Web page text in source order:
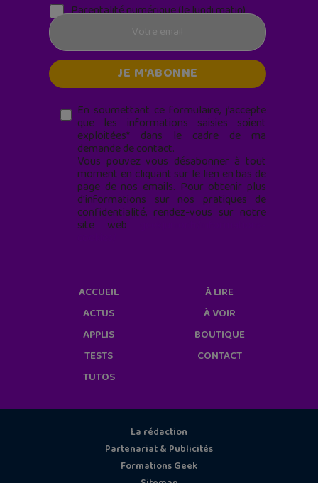
Parentalité numérique (le lundi matin)
En soumettant ce formulaire, j’accepte
que les informations saisies soient
exploitées* dans le cadre de ma
demande de contact.
Vous pouvez vous désabonner à tout
moment en cliquant sur le lien en bas de
page de nos emails. Pour obtenir plus
d'informations sur nos pratiques de
confidentialité, rendez-vous sur notre
site web
ACCUEIL
ACTUS
APPLIS
TESTS
TUTOS
À LIRE
À VOIR
BOUTIQUE
CONTACT
La rédaction
Partenariat & Publicités
Formations Geek